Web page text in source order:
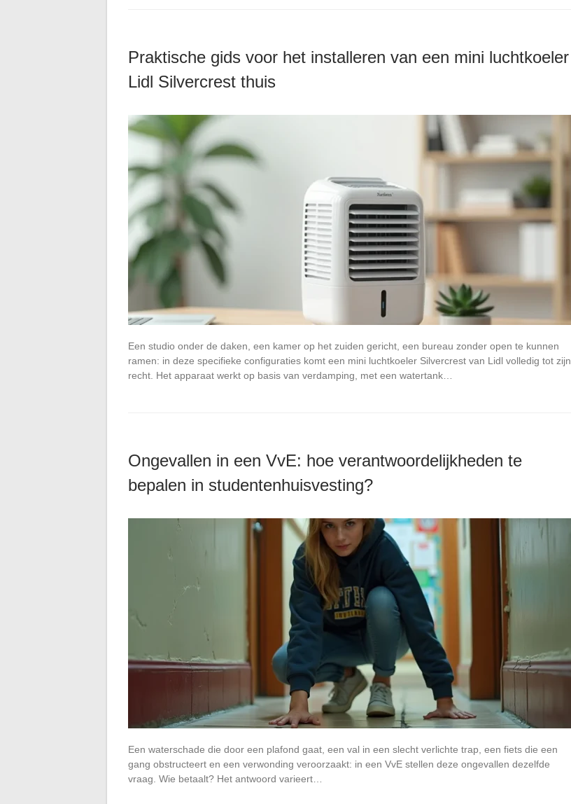
Praktische gids voor het installeren van een mini luchtkoeler
Lidl Silvercrest thuis
Een studio onder de daken, een kamer op het zuiden gericht, een bureau zonder open te kunnen
ramen: in deze specifieke configuraties komt een mini luchtkoeler Silvercrest van Lidl volledig tot zijn
recht. Het apparaat werkt op basis van verdamping, met een watertank…
Ongevallen in een VvE: hoe verantwoordelijkheden te
bepalen in studentenhuisvesting?
Een waterschade die door een plafond gaat, een val in een slecht verlichte trap, een fiets die een
gang obstructeert en een verwonding veroorzaakt: in een VvE stellen deze ongevallen dezelfde
vraag. Wie betaalt? Het antwoord varieert…